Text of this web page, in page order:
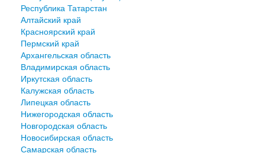
Республика Татарстан
Алтайский край
Красноярский край
Пермский край
Архангельская область
Владимирская область
Иркутская область
Калужская область
Липецкая область
Нижегородская область
Новгородская область
Новосибирская область
Самарская область